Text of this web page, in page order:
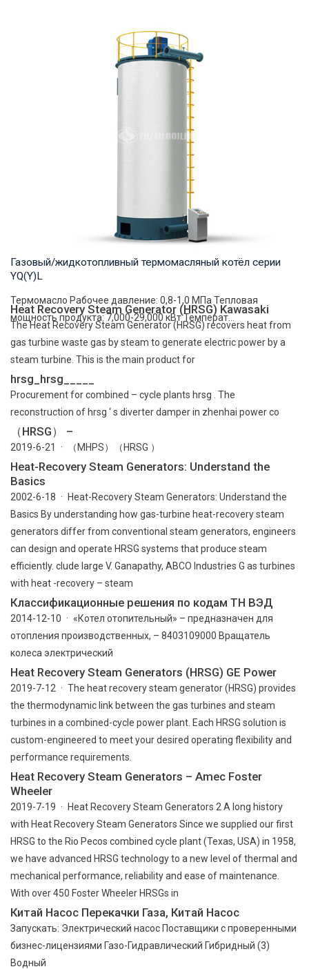
продукта: 1-20 т/ч Температура на выходе: ...
Газовый/жидкотопливный термомасляный котёл серии
YQ(Y)L
Термомасло Рабочее давление: 0,8-1,0 МПа Тепловая
мощность продукта: 7,000-29,000 кВт Температ...
Heat Recovery Steam Generator (HRSG) Kawasaki
The Heat Recovery Steam Generator (HRSG) recovers heat from
gas turbine waste gas by steam to generate electric power by a
steam turbine. This is the main product for
hrsg_hrsg_____
Procurement for combined – cycle plants hrsg . The
reconstruction of hrsg ‘ s diverter damper in zhenhai power co
（HRSG） –
2019-6-21 · （MHPS）（HRSG ）
Heat-Recovery Steam Generators: Understand the
Basics
2002-6-18 · Heat-Recovery Steam Generators: Understand the
Basics By understanding how gas-turbine heat-recovery steam
generators differ from conventional steam generators, engineers
can design and operate HRSG systems that produce steam
efficiently. clude large V. Ganapathy, ABCO Industries G as turbines
with heat -recovery – steam
Классификационные решения по кодам ТН ВЭД
2014-12-10 · «Котел отопительный» – предназначен для
отопления производственных, – 8403109000 Вращатель
колеса электрический
Heat Recovery Steam Generators (HRSG) GE Power
2019-7-12 · The heat recovery steam generator (HRSG) provides
the thermodynamic link between the gas turbines and steam
turbines in a combined-cycle power plant. Each HRSG solution is
custom-engineered to meet your desired operating flexibility and
performance requirements.
Heat Recovery Steam Generators – Amec Foster
Wheeler
2019-7-19 · Heat Recovery Steam Generators 2 A long history
with Heat Recovery Steam Generators Since we supplied our first
HRSG to the Rio Pecos combined cycle plant (Texas, USA) in 1958,
we have advanced HRSG technology to a new level of thermal and
mechanical performance, reliability and ease of maintenance.
With over 450 Foster Wheeler HRSGs in
Китай Насос Перекачки Газа, Китай Насос
Запускать: Электрический насос Поставщики с проверенными
бизнес-лицензиями Газо-Гидравлический Гибридный (3)
Водный